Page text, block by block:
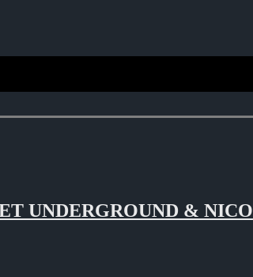
UNDERGROUND & NICO